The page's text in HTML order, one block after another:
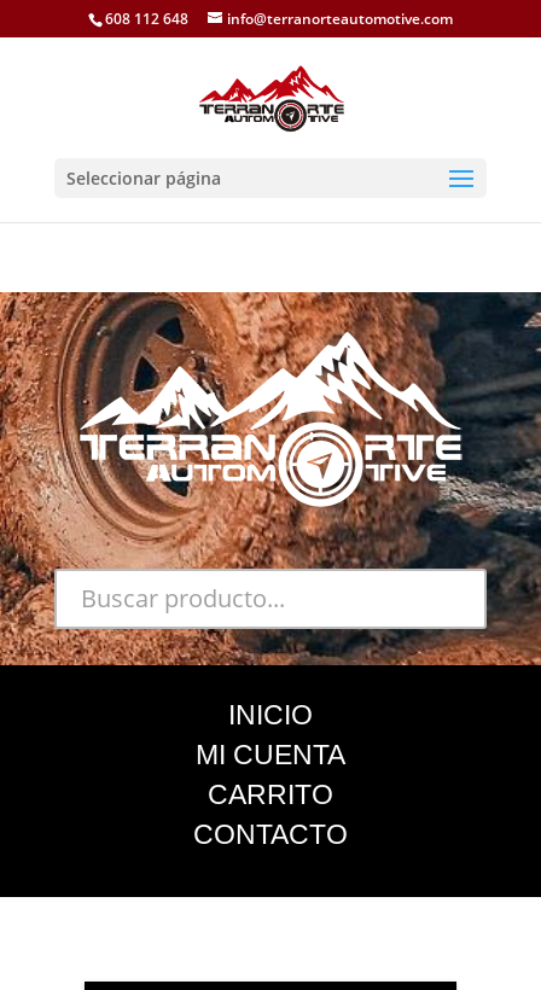
608 112 648 info@terranorteautomotive.com
Seleccionar página
INICIO
MI CUENTA
CARRITO
CONTACTO